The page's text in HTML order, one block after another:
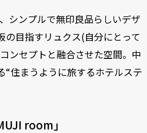
シンプルで無印良品らしいデザ
の目指すリュクス(自分にとって
ンセプトと融合させた空間。中
“住まうように旅するホテルステ
room」